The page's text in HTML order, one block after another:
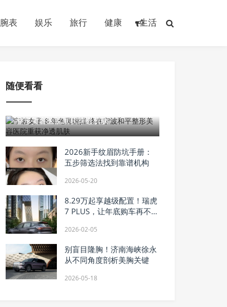
腕表 娱乐 旅行 健康 生活
随便看看
整形美容医院重获净透肌肤
2026新手纹眉防坑手册：
五步筛选法找到靠谱机构
2026-05-20
8.29万起享越级配置！瑞虎
7 PLUS，让年底购车再不用
2026-02-05
别盲目隆胸！济南海峡徐永
从不同角度剖析美胸关键
2026-05-18